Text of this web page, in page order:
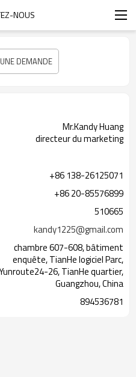
NOUS
DEMANDE
Mr.Kandy Huang
directeur du marketing
+86 138-26125071
+86 20-85576899
510665
kandy1225@gmail.com
chambre 607-608, bâtiment
enquête, TianHe logiciel Parc,
26, TianHe quartier,
Guangzhou, China
894536781